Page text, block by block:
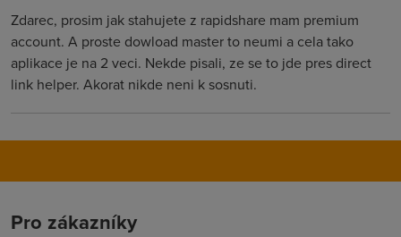
Zdarec, prosim jak stahujete z rapidshare mam premium
account. A proste dowload master to neumi a cela tako
aplikace je na 2 veci. Nekde pisali, ze se to jde pres direct
link helper. Akorat nikde neni k sosnuti.
Pro zákazníky